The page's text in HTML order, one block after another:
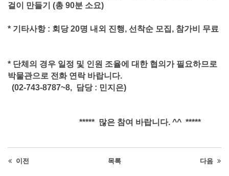
걸이 만들기 (총 90분 소요)
* 기타사항 : 회당 20명 내외 진행, 선착순 모집, 참가비 무료
* 단체의 경우 일정 및 인원 조율에 대한 협의가 필요하므로
박물관으로 전화 연락 바랍니다.
(02-743-8787~8, 담당 : 민지은)
***** 많은 참여 바랍니다. ^^ *****
이전 목록 다음